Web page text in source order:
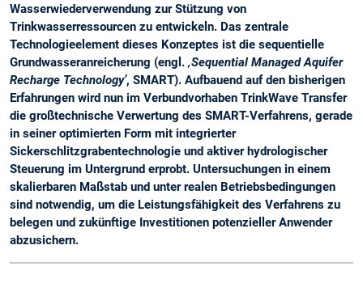
Wasserwiederverwendung zur Stützung von
Trinkwasserressourcen zu entwickeln. Das zentrale
Technologieelement dieses Konzeptes ist die sequentielle
Grundwasseranreicherung (engl. ‚Sequential Managed Aquifer
Recharge Technology’, SMART). Aufbauend auf den bisherigen
Erfahrungen wird nun im Verbundvorhaben TrinkWave Transfer
die großtechnische Verwertung des SMART-Verfahrens, gerade
in seiner optimierten Form mit integrierter
Sickerschlitzgrabentechnologie und aktiver hydrologischer
Steuerung im Untergrund erprobt. Untersuchungen in einem
skalierbaren Maßstab und unter realen Betriebsbedingungen
sind notwendig, um die Leistungsfähigkeit des Verfahrens zu
belegen und zukünftige Investitionen potenzieller Anwender
abzusichern.